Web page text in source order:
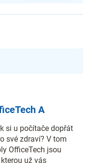
A
si u počítače dopřát
své zdraví? V tom
OfficeTech jsou
kterou už vás